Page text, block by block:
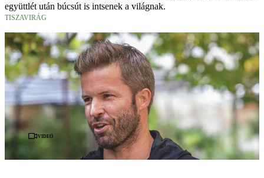
együttlét után búcsút is intsenek a világnak.
TISZAVIRÁG
Videó